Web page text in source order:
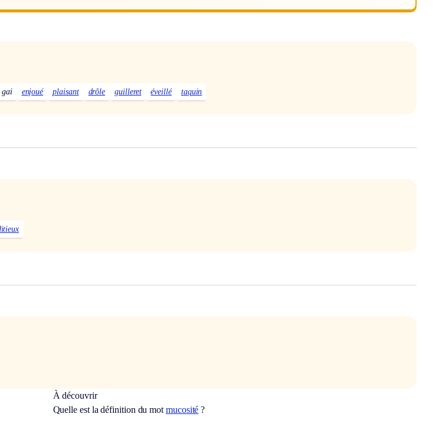
gai enjoué plaisant drôle guilleret éveillé taquin
À découvrir
Quelle est la définition du mot mucosité ?